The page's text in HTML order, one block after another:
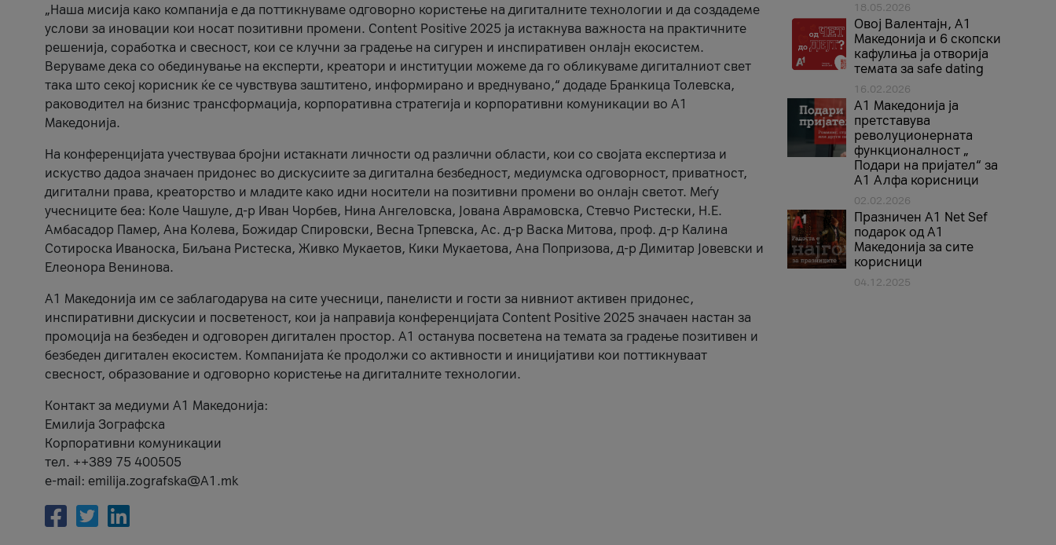
„Наша мисија како компанија е да поттикнуваме одговорно користење на дигиталните технологии и да создадеме
услови за иновации кои носат позитивни промени. Content Positive 2025 ја истакнува важноста на практичните
решенија, соработка и свесност, кои се клучни за градење на сигурен и инспиративен онлајн екосистем.
Веруваме дека со обединување на експерти, креатори и институции можеме да го обликуваме дигиталниот свет
така што секој корисник ќе се чувствува заштитено, информирано и вреднувано,“ додаде Бранкица Толевска,
раководител на бизнис трансформација, корпоративна стратегија и корпоративни комуникации во А1
Македонија.
На конференцијата учествуваа бројни истакнати личности од различни области, кои со својата експертиза и
искуство дадоа значаен придонес во дискусиите за дигитална безбедност, медиумска одговорност, приватност,
дигитални права, креаторство и младите како идни носители на позитивни промени во онлајн светот. Меѓу
учесниците беа: Коле Чашуле, д-р Иван Чорбев, Нина Ангеловска, Јована Аврамовска, Стевчо Ристески, Н.Е.
Амбасадор Памер, Ана Колева, Божидар Спировски, Весна Трпевска, Ас. д-р Васка Митова, проф. д-р Калина
Сотироска Иваноска, Биљана Ристеска, Живко Мукаетов, Кики Мукаетова, Ана Попризова, д-р Димитар Јовевски и
Елеонора Венинова.
А1 Македонија им се заблагодарува на сите учесници, панелисти и гости за нивниот активен придонес,
инспиративни дискусии и посветеност, кои ја направија конференцијата Content Positive 2025 значаен настан за
промоција на безбеден и одговорен дигитален простор. А1 останува посветена на темата за градење позитивен и
безбеден дигитален екосистем. Компанијата ќе продолжи со активности и иницијативи кои поттикнуваат
свесност, образование и одговорно користење на дигиталните технологии.
Контакт за медиуми А1 Македонија:
Емилија Зографска
Корпоративни комуникации
тел. ++389 75 400505
e-mail: emilija.zografska@A1.mk
18.05.2026
Овој Валентајн, A1
Македонија и 6 скопски
кафулиња ја отворија
темата за safe dating
16.02.2026
А1 Македонија ја
претставува
револуционерната
функционалност „
Подари на пријател“ за
А1 Алфа корисници
02.02.2026
Празничен A1 Net Sеf
подарок од А1
Македонија за сите
корисници
04.12.2025